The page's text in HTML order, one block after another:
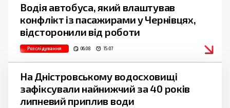
Водія автобуса, який влаштував
конфлікт із пасажирами у Чернівцях,
відсторонили від роботи
Розслідування 06.08 15:07
На Дністровському водосховищі
зафіксували найнижчий за 40 років
липневий приплив води